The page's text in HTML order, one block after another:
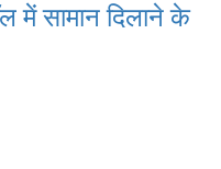
में सामान दिलाने के